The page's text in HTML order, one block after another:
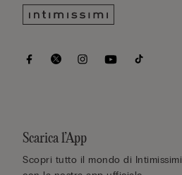
Scarica l’App
Scopri tutto il mondo di Intimissimi